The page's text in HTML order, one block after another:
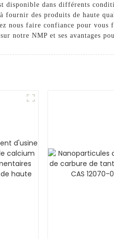
dans différents
fournir des produits de haute
nous faire confiance pour
notre NMP et ses avantages